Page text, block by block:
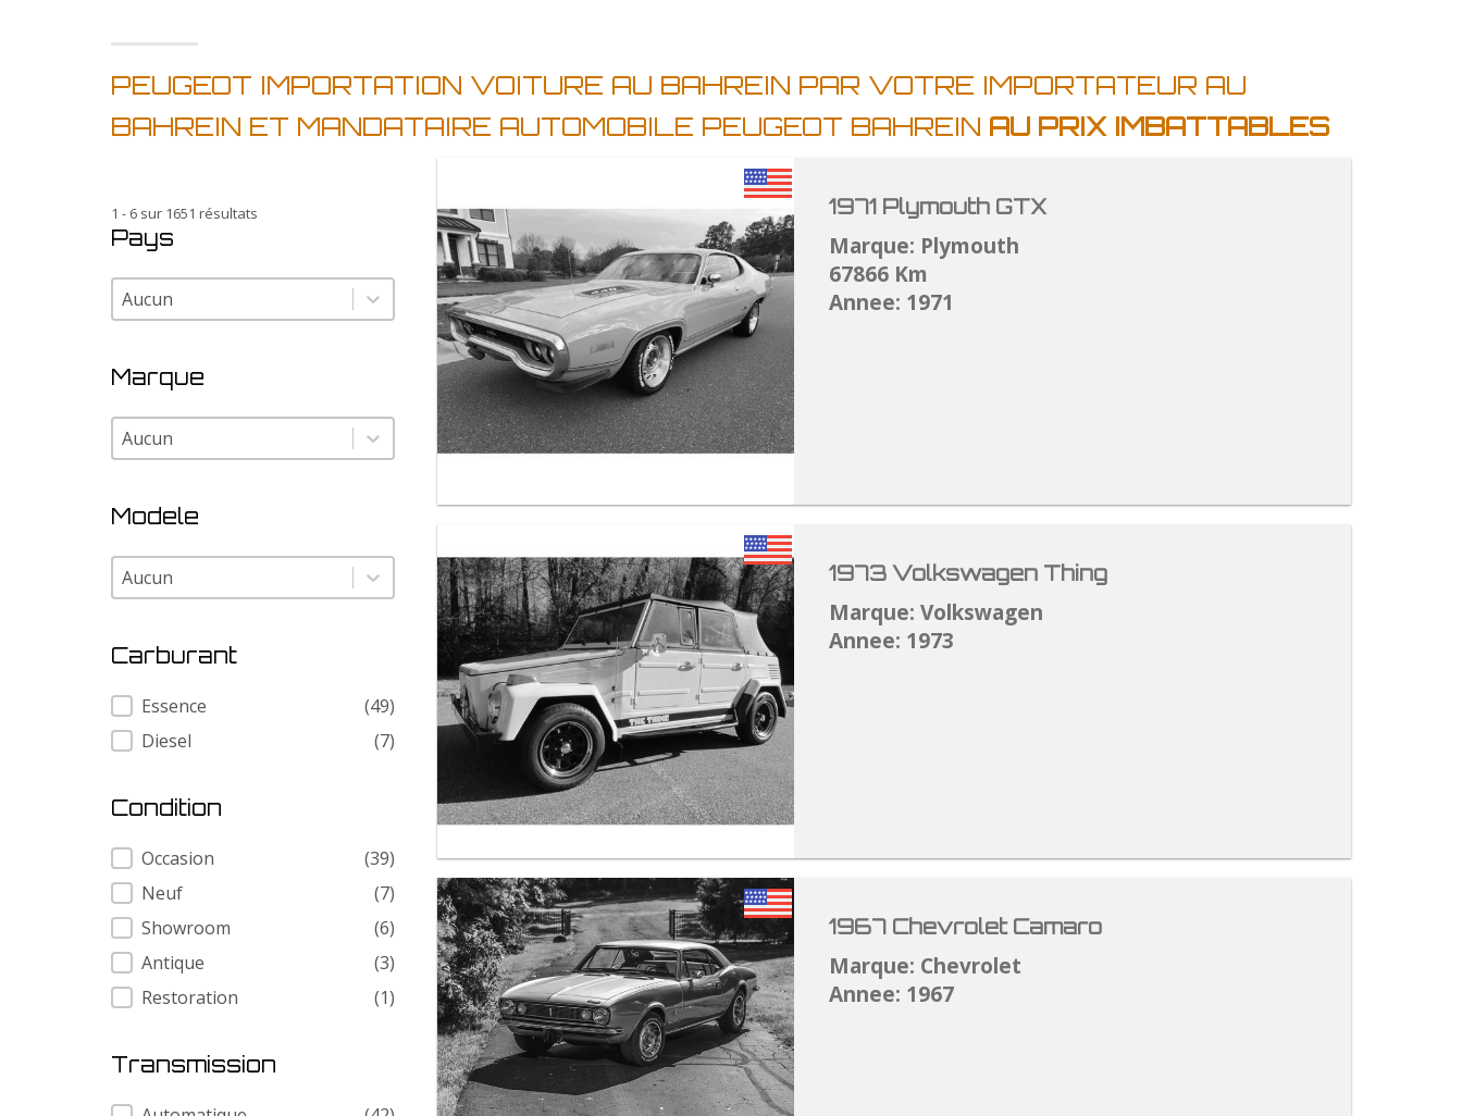
PEUGEOT IMPORTATION VOITURE AU BAHREIN PAR VOTRE IMPORTATEUR AU
BAHREIN ET MANDATAIRE AUTOMOBILE PEUGEOT BAHREIN AU PRIX IMBATTABLES
1 - 6 sur 1651 résultats
Pays
Pays
Pays
Marque
Marque
Marque
Modele
Modele
Modele
Carburant
Carburant
Essence
(49)
Diesel
(7)
Condition
Condition
Occasion
(39)
Neuf
(7)
Showroom
(6)
Antique
(3)
Restoration
(1)
Transmission
1971 Plymouth GTX
Marque: Plymouth
67866 Km
Annee: 1971
1973 Volkswagen Thing
Marque: Volkswagen
Annee: 1973
1967 Chevrolet Camaro
Marque: Chevrolet
Annee: 1967